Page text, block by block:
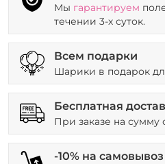
Мы гарантируем
течении 3-х суток.
Всем подарки
Шарики в подарок
Бесплатная
При заказе на сумму
-10% на самовывоз